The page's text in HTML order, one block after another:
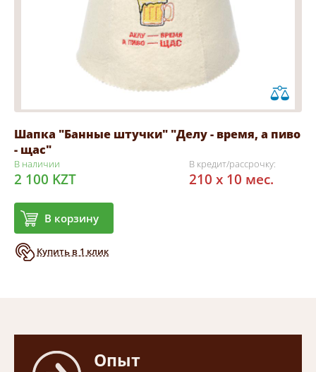
Шапка "Банные штучки" "Делу - время, а пиво
- щас"
В наличии
2 100 KZT
В корзину
Купить в 1 клик
В кредит/рассрочку:
210 x 10 мес.
Опыт